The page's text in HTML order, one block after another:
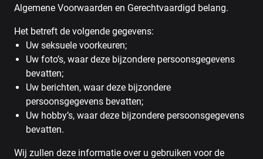
Algemene Voorwaarden en Gerechtvaardigd belang.
Het betreft de volgende gegevens:
Uw seksuele voorkeuren;
Uw foto’s, waar deze bijzondere persoonsgegevens
bevatten;
Uw berichten, waar deze bijzondere
persoonsgegevens bevatten;
Uw hobby’s, waar deze bijzondere persoonsgegevens
bevatten.
Wij zullen deze informatie over u gebruiken voor de